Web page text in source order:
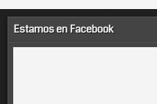
Estamos en Facebook